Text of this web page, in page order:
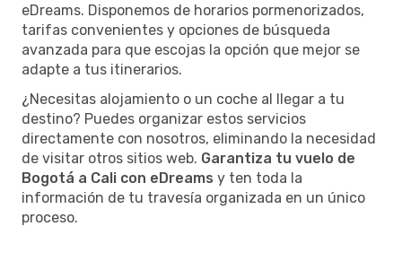
eDreams. Disponemos de horarios pormenorizados,
tarifas convenientes y opciones de búsqueda
avanzada para que escojas la opción que mejor se
adapte a tus itinerarios.
¿Necesitas alojamiento o un coche al llegar a tu
destino? Puedes organizar estos servicios
directamente con nosotros, eliminando la necesidad
de visitar otros sitios web. Garantiza tu vuelo de
Bogotá a Cali con eDreams y ten toda la
información de tu travesía organizada en un único
proceso.